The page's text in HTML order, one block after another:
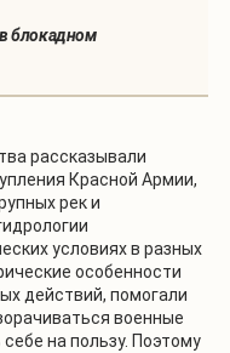
блокадном
рассказывали
Красной Армии,
рек и
условиях в разных
особенности
действий, помогали
военные
на пользу. Поэтому